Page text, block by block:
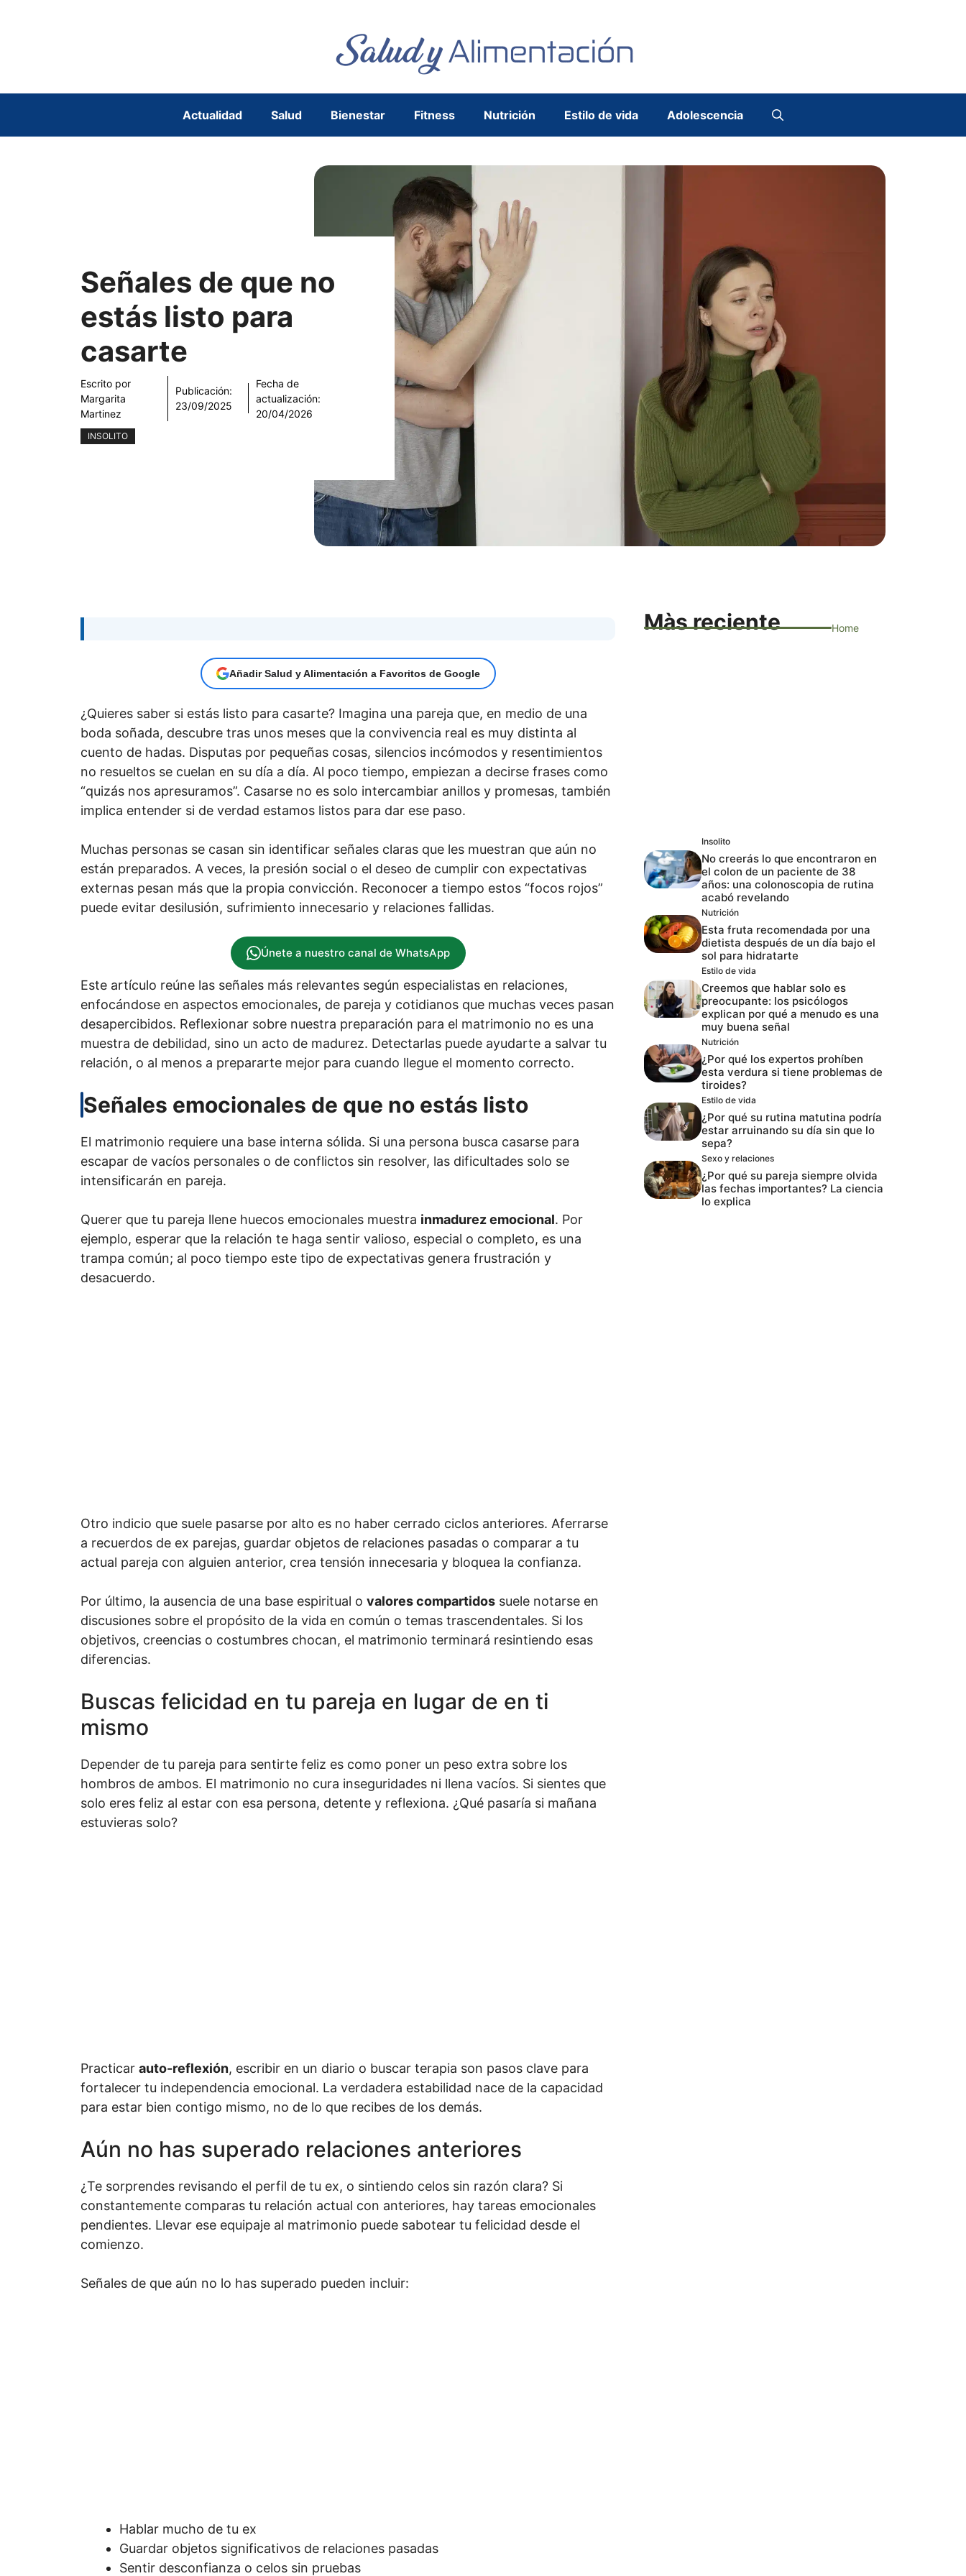
Actualidad Salud Bienestar Fitness Nutrición Estilo de vida Adolescencia
Señales de que no
estás listo para
casarte
Escrito por
Margarita
Martinez
Publicación:
23/09/2025
Fecha de
actualización:
20/04/2026
INSOLITO
Añadir Salud y Alimentación a Favoritos de Google
¿Quieres saber si estás listo para casarte? Imagina una pareja que, en medio de una
boda soñada, descubre tras unos meses que la convivencia real es muy distinta al
cuento de hadas. Disputas por pequeñas cosas, silencios incómodos y resentimientos
no resueltos se cuelan en su día a día. Al poco tiempo, empiezan a decirse frases como
“quizás nos apresuramos”. Casarse no es solo intercambiar anillos y promesas, también
implica entender si de verdad estamos listos para dar ese paso.
Muchas personas se casan sin identificar señales claras que les muestran que aún no
están preparados. A veces, la presión social o el deseo de cumplir con expectativas
externas pesan más que la propia convicción. Reconocer a tiempo estos “focos rojos”
puede evitar desilusión, sufrimiento innecesario y relaciones fallidas.
Únete a nuestro canal de WhatsApp
Este artículo reúne las señales más relevantes según especialistas en relaciones,
enfocándose en aspectos emocionales, de pareja y cotidianos que muchas veces pasan
desapercibidos. Reflexionar sobre nuestra preparación para el matrimonio no es una
muestra de debilidad, sino un acto de madurez. Detectarlas puede ayudarte a salvar tu
relación, o al menos a prepararte mejor para cuando llegue el momento correcto.
Señales emocionales de que no estás listo
El matrimonio requiere una base interna sólida. Si una persona busca casarse para
escapar de vacíos personales o de conflictos sin resolver, las dificultades solo se
intensificarán en pareja.
Querer que tu pareja llene huecos emocionales muestra inmadurez emocional. Por
ejemplo, esperar que la relación te haga sentir valioso, especial o completo, es una
trampa común; al poco tiempo este tipo de expectativas genera frustración y
desacuerdo.
Otro indicio que suele pasarse por alto es no haber cerrado ciclos anteriores. Aferrarse
a recuerdos de ex parejas, guardar objetos de relaciones pasadas o comparar a tu
actual pareja con alguien anterior, crea tensión innecesaria y bloquea la confianza.
Por último, la ausencia de una base espiritual o valores compartidos suele notarse en
discusiones sobre el propósito de la vida en común o temas trascendentales. Si los
objetivos, creencias o costumbres chocan, el matrimonio terminará resintiendo esas
diferencias.
Buscas felicidad en tu pareja en lugar de en ti
mismo
Depender de tu pareja para sentirte feliz es como poner un peso extra sobre los
hombros de ambos. El matrimonio no cura inseguridades ni llena vacíos. Si sientes que
solo eres feliz al estar con esa persona, detente y reflexiona. ¿Qué pasaría si mañana
estuvieras solo?
Practicar auto-reflexión, escribir en un diario o buscar terapia son pasos clave para
fortalecer tu independencia emocional. La verdadera estabilidad nace de la capacidad
para estar bien contigo mismo, no de lo que recibes de los demás.
Aún no has superado relaciones anteriores
¿Te sorprendes revisando el perfil de tu ex, o sintiendo celos sin razón clara? Si
constantemente comparas tu relación actual con anteriores, hay tareas emocionales
pendientes. Llevar ese equipaje al matrimonio puede sabotear tu felicidad desde el
comienzo.
Señales de que aún no lo has superado pueden incluir:
Hablar mucho de tu ex
Guardar objetos significativos de relaciones pasadas
Sentir desconfianza o celos sin pruebas
Màs reciente Home
Insolito
No creerás lo que encontraron en
el colon de un paciente de 38
años: una colonoscopia de rutina
acabó revelando
Nutrición
Esta fruta recomendada por una
dietista después de un día bajo el
sol para hidratarte
Estilo de vida
Creemos que hablar solo es
preocupante: los psicólogos
explican por qué a menudo es una
muy buena señal
Nutrición
¿Por qué los expertos prohíben
esta verdura si tiene problemas de
tiroides?
Estilo de vida
¿Por qué su rutina matutina podría
estar arruinando su día sin que lo
sepa?
Sexo y relaciones
¿Por qué su pareja siempre olvida
las fechas importantes? La ciencia
lo explica